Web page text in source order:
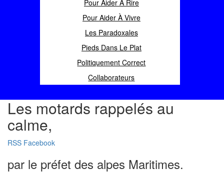
Pour Aider À Rire
Pour Aider À Vivre
Les Paradoxales
Pieds Dans Le Plat
Politiquement Correct
Collaborateurs
Les motards rappelés au
calme,
RSS Facebook
par le préfet des alpes Maritimes.